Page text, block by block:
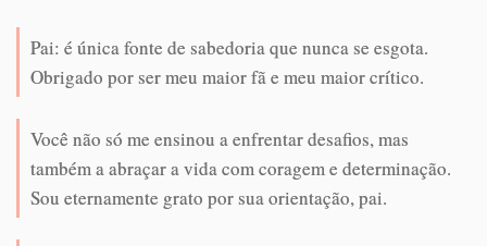
Pai: é única fonte de sabedoria que nunca se esgota.
Obrigado por ser meu maior fã e meu maior crítico.
Você não só me ensinou a enfrentar desafios, mas
também a abraçar a vida com coragem e determinação.
Sou eternamente grato por sua orientação, pai.